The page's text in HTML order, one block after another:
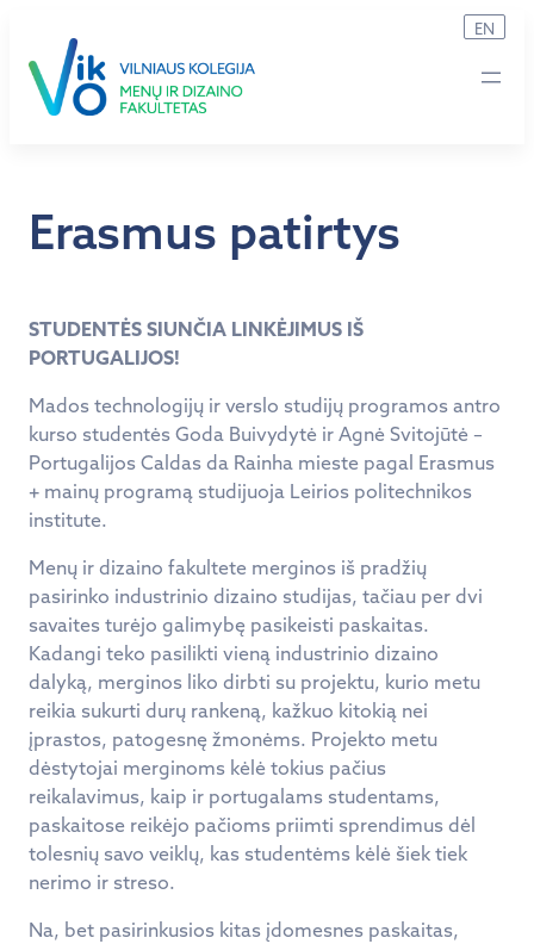
turinio
EN
Erasmus patirtys
STUDENTĖS SIUNČIA LINKĖJIMUS IŠ
PORTUGALIJOS!
Mados technologijų ir verslo studijų programos antro
kurso studentės Goda Buivydytė ir Agnė Svitojūtė –
Portugalijos Caldas da Rainha mieste pagal Erasmus
+ mainų programą studijuoja Leirios politechnikos
institute.
Menų ir dizaino fakultete merginos iš pradžių
pasirinko industrinio dizaino studijas, tačiau per dvi
savaites turėjo galimybę pasikeisti paskaitas.
Kadangi teko pasilikti vieną industrinio dizaino
dalyką, merginos liko dirbti su projektu, kurio metu
reikia sukurti durų rankeną, kažkuo kitokią nei
įprastos, patogesnę žmonėms. Projekto metu
dėstytojai merginoms kėlė tokius pačius
reikalavimus, kaip ir portugalams studentams,
paskaitose reikėjo pačioms priimti sprendimus dėl
tolesnių savo veiklų, kas studentėms kėlė šiek tiek
nerimo ir streso.
Na, bet pasirinkusios kitas įdomesnes paskaitas,